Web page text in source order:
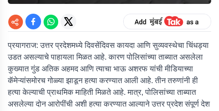
प्रयागराज: उत्तर प्रदेशमध्ये दिवसेंदिवस कायदा आणि सुव्यवस्थेचा चिंधड्या
उडत असल्याचे पाहायला मिळत आहे. कारण पोलिसांच्या ताब्यात असलेला
कुख्यात गुंड अतिक अहमद आणि त्याचा भाऊ अशरफ यांची मीडियाच्या
कॅमेऱ्यांसमोरच गोळ्या झाडून हत्या करण्यात आली आहे. तीन तरुणांनी ही
हत्या केल्याची प्राथमिक माहिती मिळते आहे. मात्र, पोलिसांच्या ताब्यात
असलेल्या दोन आरोपींची अशी हत्या करण्यात आल्याने उत्तर प्रदेश संपूर्ण देश